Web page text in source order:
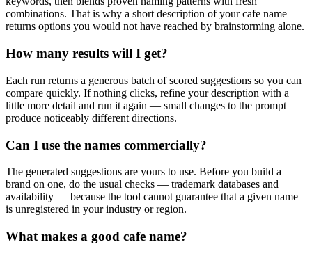
combinations. That is why a short description of your cafe name
returns options you would not have reached by brainstorming alone.
How many results will I get?
Each run returns a generous batch of scored suggestions so you can
compare quickly. If nothing clicks, refine your description with a
little more detail and run it again — small changes to the prompt
produce noticeably different directions.
Can I use the names commercially?
The generated suggestions are yours to use. Before you build a
brand on one, do the usual checks — trademark databases and
availability — because the tool cannot guarantee that a given name
is unregistered in your industry or region.
What makes a good cafe name?